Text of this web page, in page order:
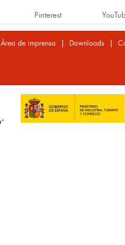
Pinterest
Área de imprensa | Downloads |